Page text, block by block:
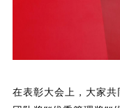
在表彰大会上，大家共